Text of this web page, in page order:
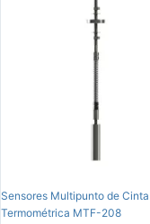
Sensores Multipunto de Cinta
Termométrica MTF-208